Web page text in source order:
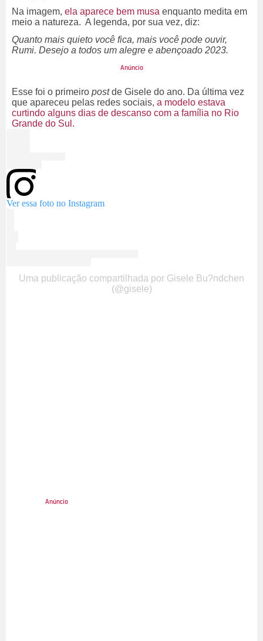
Na imagem, ela aparece bem musa enquanto medita em
meio a natureza. A legenda, por sua vez, diz:
Quanto mais quieto você fica, mais você pode ouvir,
Rumi. Desejo a todos um alegre e abençoado 2023.
Esse foi o primeiro postde Gisele do ano. Da última vez
que apareceu pelas redes sociais, a modelo estava
curtindo alguns dias de descanso com a família no Rio
Grande do Sul.
Ver essa foto no Instagram
Uma publicação compartilhada por Gisele Bu?ndchen
(@gisele)